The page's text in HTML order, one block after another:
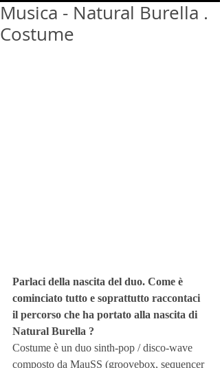
Musica - Natural Burella .
Costume
Parlaci della nascita del duo. Come è
cominciato tutto e soprattutto raccontaci
il percorso che ha portato alla nascita di
Natural Burella ?
Costume è un duo sinth-pop / disco-wave
composto da MauSS (groovebox, sequencer